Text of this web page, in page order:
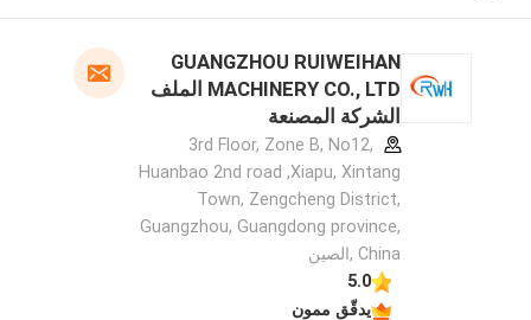
GUANGZHOU RUIWEIHAN
MACHINERY CO., LTD الملف
الشركة المصنعة
3rd Floor, Zone B, No12,
Huanbao 2nd road ,Xiapu, Xintang
Town, Zengcheng District,
Guangzhou, Guangdong province,
China ,الصين
5.0
يدقّق ممون